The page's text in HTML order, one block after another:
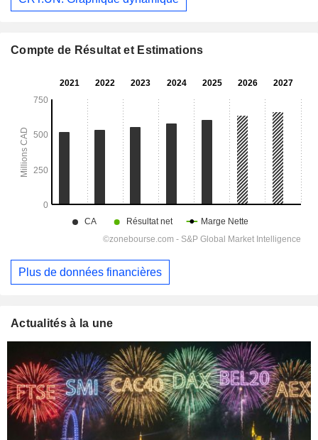
Compte de Résultat et Estimations
Plus de données financières
Actualités à la une